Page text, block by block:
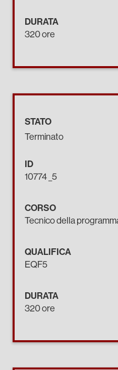
DURATA
320 ore
STATO
Terminato
ID
10774 _5
CORSO
Tecnico della
QUALIFICA
EQF5
DURATA
320 ore